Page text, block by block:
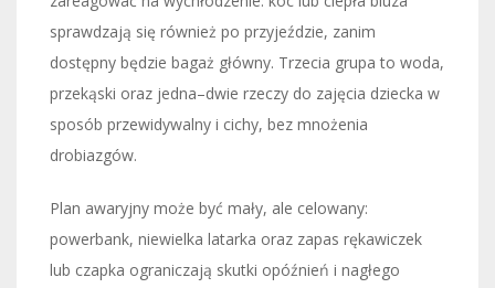
sprawdzają się również po przyjeździe, zanim
dostępny będzie bagaż główny. Trzecia grupa to woda,
przekąski oraz jedna–dwie rzeczy do zajęcia dziecka w
sposób przewidywalny i cichy, bez mnożenia
drobiazgów.
Plan awaryjny może być mały, ale celowany:
powerbank, niewielka latarka oraz zapas rękawiczek
lub czapka ograniczają skutki opóźnień i nagłego